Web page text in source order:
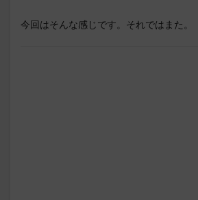
今回はそんな感じです。それではまた。